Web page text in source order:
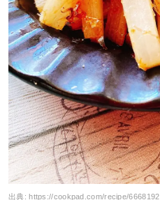
出典:https://cookpad.com/recipe/6668192